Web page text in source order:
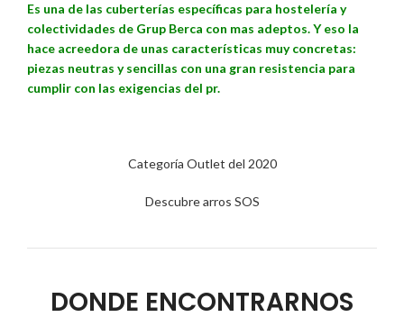
Es una de las cuberterías específicas para hostelería y
colectividades de Grup Berca con mas adeptos. Y eso la
hace acreedora de unas características muy concretas:
piezas neutras y sencillas con una gran resistencia para
cumplir con las exigencias del pr.
Categoría Outlet del 2020
Descubre arros SOS
DONDE ENCONTRARNOS